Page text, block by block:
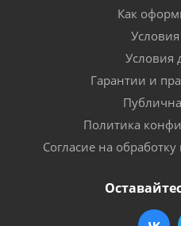
Как
Условия
Гарантии и
Политика
Согласие на